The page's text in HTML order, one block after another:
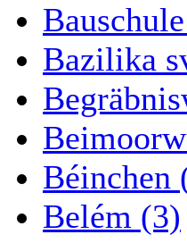
Bazilika
Béinchen
Belém (3)